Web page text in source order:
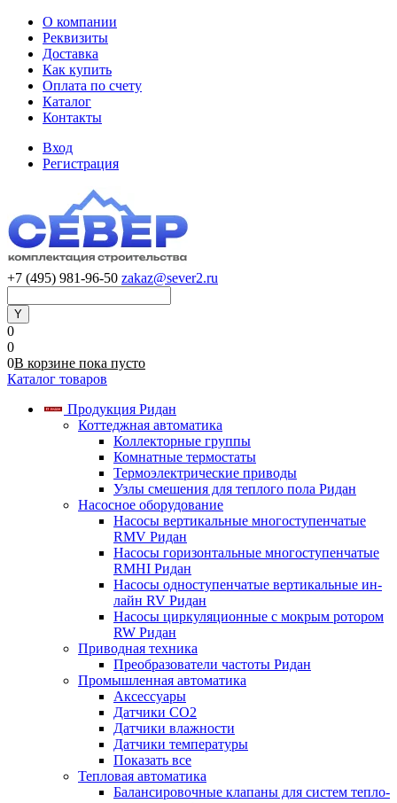
О компании
Реквизиты
Доставка
Как купить
Оплата по счету
Каталог
Контакты
Вход
Регистрация
+7 (495) 981-96-50 zakaz@sever2.ru
0
0
0В корзине пока пусто
Каталог товаров
Продукция Ридан
Коттеджная автоматика
Коллекторные группы
Комнатные термостаты
Термоэлектрические приводы
Узлы смешения для теплого пола Ридан
Насосное оборудование
Насосы вертикальные многоступенчатые
RMV Ридан
Насосы горизонтальные многоступенчатые
RMHI Ридан
Насосы одноступенчатые вертикальные ин-
лайн RV Ридан
Насосы циркуляционные с мокрым ротором
RW Ридан
Приводная техника
Преобразователи частоты Ридан
Промышленная автоматика
Аксессуары
Датчики CO2
Датчики влажности
Датчики температуры
Показать все
Тепловая автоматика
Балансировочные клапаны для систем тепло-